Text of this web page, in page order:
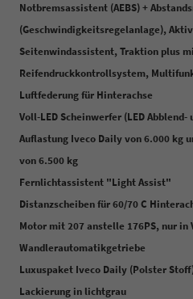
Notbremsassistent (AEBS) +
(Geschwindigkeitsregelanlage),
Seitenwindassistent, Traktion plus
Reifendruckkontrollsystem,
Luftfederung für Hinterachse
Voll-LED Scheinwerfer (LED
Auflastung Iveco Daily von 6.000 kg
von 6.500 kg
Fernlichtassistent "Light Assist"
Distanzscheiben für 60/70 C
Motor mit 207 anstelle 176PS, nur in
Wandlerautomatikgetriebe
Luxuspaket Iveco Daily (Polster
Lackierung in lichtgrau